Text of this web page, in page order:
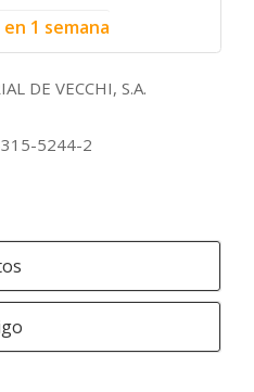
1 semana
DE VECCHI, S.A.
5244-2